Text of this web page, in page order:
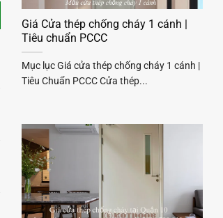
Giá Cửa thép chống cháy 1 cánh |
Tiêu chuẩn PCCC
Mục lục Giá cửa thép chống cháy 1 cánh |
Tiêu Chuẩn PCCC Cửa thép...